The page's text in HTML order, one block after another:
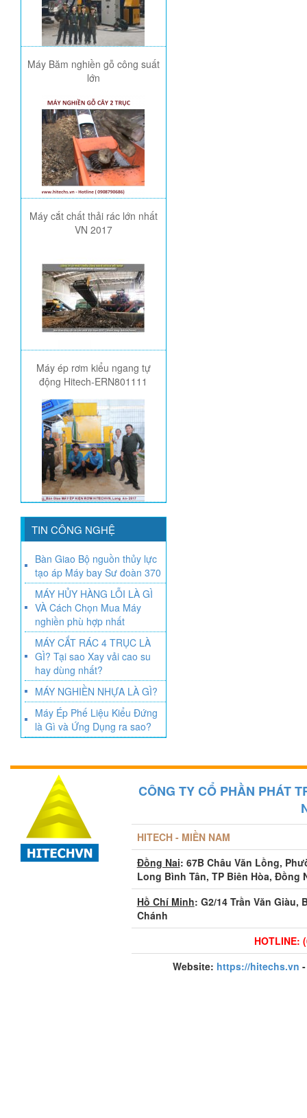
Máy Băm nghiền gỗ công suất
lớn
Máy cắt chất thải rác lớn nhất
VN 2017
Máy ép rơm kiểu ngang tự
động Hitech-ERN801111
TIN CÔNG NGHỆ
Bàn Giao Bộ nguồn thủy lực
tạo áp Máy bay Sư đoàn 370
MÁY HỦY HÀNG LỖI LÀ GÌ
VÀ Cách Chọn Mua Máy
nghiền phù hợp nhất
MÁY CẮT RÁC 4 TRỤC LÀ
GÌ? Tại sao Xay vải cao su
hay dùng nhất?
MÁY NGHIỀN NHỰA LÀ GÌ?
Máy Ép Phế Liệu Kiểu Đứng
là Gì và Ứng Dụng ra sao?
CÔNG TY CỔ PHẦN PHÁT
HITECH - MIỀN NAM
Đồng Nai: 67B Châu Văn Lồng,
Long Bình Tân, TP Biên Hòa, Đồng
Hồ Chí Minh: G2/14 Trần Văn Giàu,
Chánh
HOTLINE:
Website: https://hitechs.vn